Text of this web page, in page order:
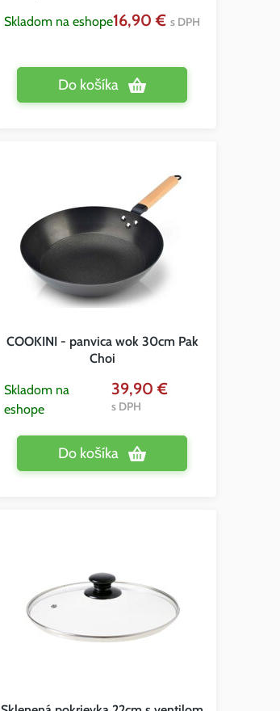
Skladom na eshope16,90 €s DPH
Do košíka
COOKINI - panvica wok 30cm Pak
Choi
Skladom na
eshope
39,90 €
s DPH
Do košíka